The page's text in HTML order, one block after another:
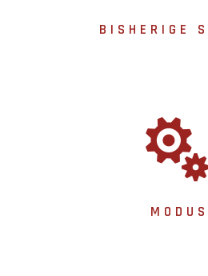
BISHERIGE
MODUS